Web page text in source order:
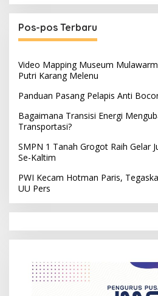
Pos-pos Terbaru
Video Mapping Museum
Putri Karang Melenu
Panduan Pasang Pelapis Anti
Bagaimana Transisi Energi
Transportasi?
SMPN 1 Tanah Grogot Raih Gelar
Se-Kaltim
PWI Kecam Hotman Paris,
UU Pers